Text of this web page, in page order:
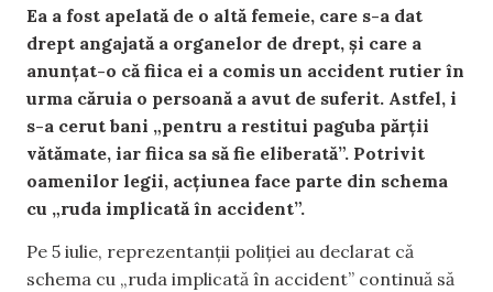
Ea a fost apelată de o altă femeie, care s-a dat
drept angajată a organelor de drept, și care a
anunțat-o că fiica ei a comis un accident rutier în
urma căruia o persoană a avut de suferit. Astfel, i
s-a cerut bani „pentru a restitui paguba părții
vătămate, iar fiica sa să fie eliberată”. Potrivit
oamenilor legii, acțiunea face parte din schema
cu „ruda implicată în accident”.
Pe 5 iulie, reprezentanții poliției au declarat că
schema cu „ruda implicată în accident” continuă să